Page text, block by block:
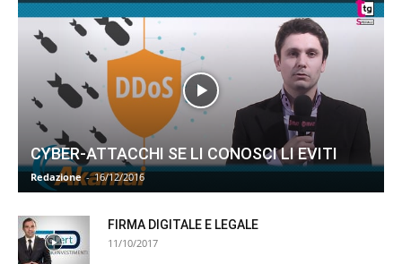
CYBER-ATTACCHI SE LI CONOSCI LI EVITI
Redazione - 16/12/2016
FIRMA DIGITALE E LEGALE
11/10/2017